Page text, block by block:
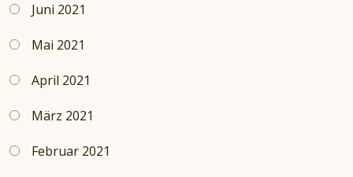
Juni 2021
Mai 2021
April 2021
März 2021
Februar 2021